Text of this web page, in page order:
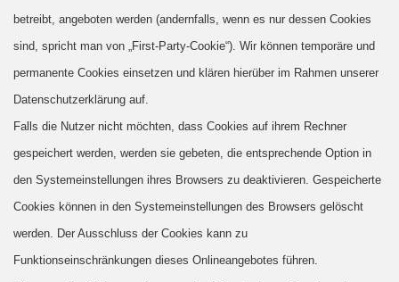
betreibt, angeboten werden (andernfalls, wenn es nur dessen Cookies
sind, spricht man von „First-Party-Cookie“). Wir können temporäre und
permanente Cookies einsetzen und klären hierüber im Rahmen unserer
Datenschutzerklärung auf.
Falls die Nutzer nicht möchten, dass Cookies auf ihrem Rechner
gespeichert werden, werden sie gebeten, die entsprechende Option in
den Systemeinstellungen ihres Browsers zu deaktivieren. Gespeicherte
Cookies können in den Systemeinstellungen des Browsers gelöscht
werden. Der Ausschluss der Cookies kann zu
Funktionseinschränkungen dieses Onlineangebotes führen.